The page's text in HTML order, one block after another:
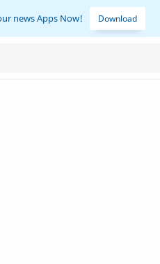
news Apps Now! Download